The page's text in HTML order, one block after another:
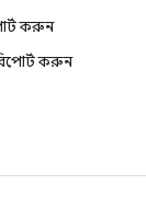
করুন
করুন